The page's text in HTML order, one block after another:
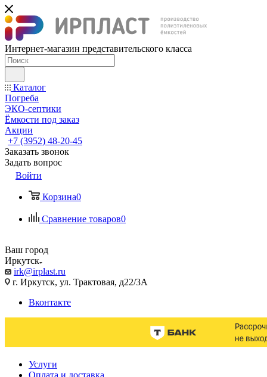
Интернет-магазин представительского класса
Каталог
Погреба
ЭКО-септики
Ёмкости под заказ
Акции
+7 (3952) 48-20-45
Заказать звонок
Задать вопрос
Войти
Корзина0
Сравнение товаров0
Ваш город
Иркутск
irk@irplast.ru
г. Иркутск, ул. Трактовая, д22/3А
Вконтакте
Услуги
Оплата и доставка